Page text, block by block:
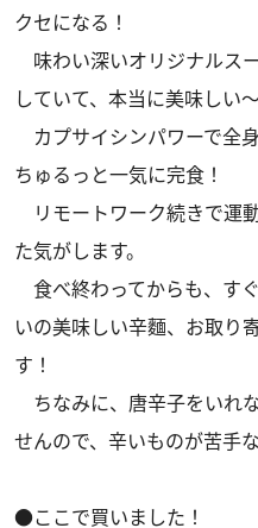
クセになる！
味わい深いオリジナルス
していて、本当に美味しい～
カプサイシンパワーで全
ちゅるっと一気に完食！
リモートワーク続きで運
た気がします。
食べ終わってからも、す
いの美味しい辛麵、お取り
す！
ちなみに、唐辛子をいれ
せんので、辛いものが苦手
●ここで買いました！